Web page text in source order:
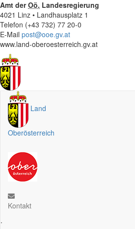
Amt derOö. Landesregierung
4021 Linz • Landhausplatz 1
Telefon (+43 732) 77 20-0
E-Mail post@ooe.gv.at
www.land-oberoesterreich.gv.at
Land
Oberösterreich
Kontakt
.